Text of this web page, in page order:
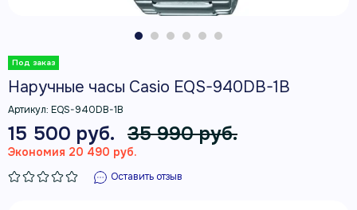
Наручные часы Casio EQS-940DB-1B
Артикул: EQS-940DB-1B
15 500 руб. 35 990 руб.
Экономия 20 490 руб.
Оставить отзыв